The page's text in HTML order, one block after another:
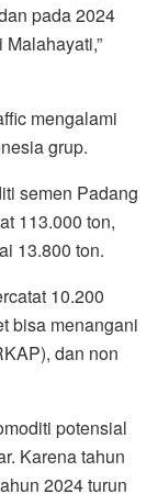
pada 2024
mengalami
grup.
semen Padang
113.000 ton,
13.800 ton.
10.200
bisa menangani
dan non
potensial
Karena tahun
2024 turun